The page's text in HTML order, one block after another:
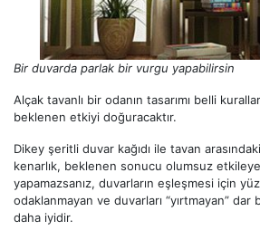
Bir duvarda parlak bir vurgu yapabilirsin
Alçak tavanlı bir odanın tasarımı belli
beklenen etkiyi doğuracaktır.
Dikey şeritli duvar kağıdı ile tavan
kenarlık, beklenen sonucu olumsuz
yapamazsanız, duvarların eşleşmesi için
odaklanmayan ve duvarları “yırtmayan” dar
daha iyidir.